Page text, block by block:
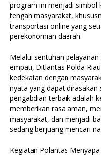
program ini menjadi simbol
tengah masyarakat,
transportasi online yang
perekonomian daerah.
Melalui sentuhan
empati, Ditlantas Polda
kedekatan dengan
nyata yang dapat dirasakan
pengabdian terbaik adalah
memberikan rasa aman,
masyarakat, dan menjadi
sedang berjuang mencari
Kegiatan Polantas